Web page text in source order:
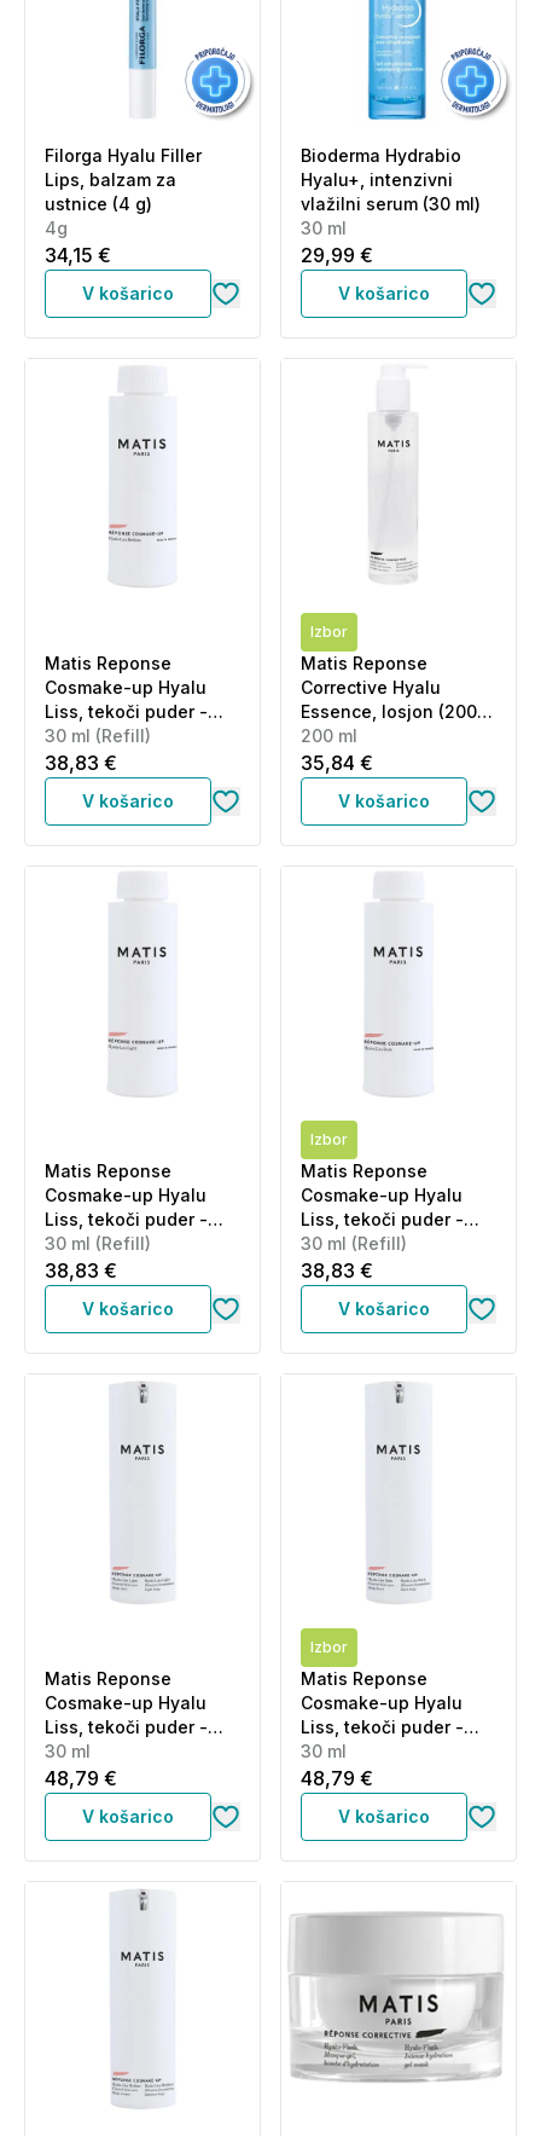
Filorga Hyalu Filler
Lips, balzam za
ustnice (4 g)
4g
34,15 €
V košarico
Bioderma Hydrabio
Hyalu+, intenzivni
vlažilni serum (30 ml)
30 ml
29,99 €
V košarico
Matis Reponse
Cosmake-up Hyalu
Liss, tekoči puder -
srednji odtenek -
Medium - Refill (30 ml)
30 ml (Refill)
38,83 €
V košarico
Izbor
Matis Reponse
Corrective Hyalu
Essence, losjon (200
ml)
200 ml
35,84 €
V košarico
Matis Reponse
Cosmake-up Hyalu
Liss, tekoči puder -
svetel odtenek - Light-
Refill (30 ml)
30 ml (Refill)
38,83 €
V košarico
Izbor
Matis Reponse
Cosmake-up Hyalu
Liss, tekoči puder -
temen odtenek - Dark
Beige - Refill (30 ml)
30 ml (Refill)
38,83 €
V košarico
Matis Reponse
Cosmake-up Hyalu
Liss, tekoči puder -
svetel odtenek - Light
(30 ml)
30 ml
48,79 €
V košarico
Izbor
Matis Reponse
Cosmake-up Hyalu
Liss, tekoči puder -
temen odtenek - Dark
Beige (30 ml)
30 ml
48,79 €
V košarico